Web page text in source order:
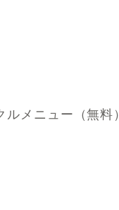
ルメニュー（無料）